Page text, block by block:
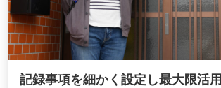
記録事項を細かく設定し最大限活